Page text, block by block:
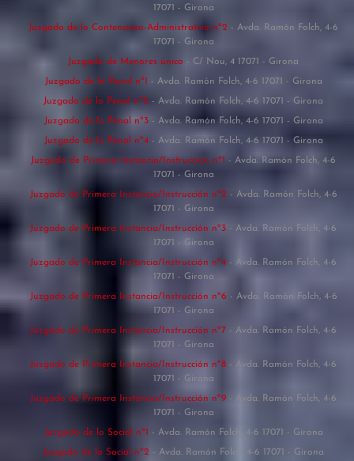
17071 - Girona
Juzgado de lo Contencioso-Administrativo nº2 - Avda. Ramón Folch, 4-6
17071 - Girona
Juzgado de Menores único - C/ Nou, 4 17071 - Girona
Juzgado de lo Penal nº1 - Avda. Ramón Folch, 4-6 17071 - Girona
Juzgado de lo Penal nº2 - Avda. Ramón Folch, 4-6 17071 - Girona
Juzgado de lo Penal nº3 - Avda. Ramón Folch, 4-6 17071 - Girona
Juzgado de lo Penal nº4 - Avda. Ramón Folch, 4-6 17071 - Girona
Juzgado de Primera Instancia/Instrucción nº1 - Avda. Ramón Folch, 4-6
17071 - Girona
Juzgado de Primera Instancia/Instrucción nº2 - Avda. Ramón Folch, 4-6
17071 - Girona
Juzgado de Primera Instancia/Instrucción nº3 - Avda. Ramón Folch, 4-6
17071 - Girona
Juzgado de Primera Instancia/Instrucción nº4 - Avda. Ramón Folch, 4-6
17071 - Girona
Juzgado de Primera Instancia/Instrucción nº6 - Avda. Ramón Folch, 4-6
17071 - Girona
Juzgado de Primera Instancia/Instrucción nº7 - Avda. Ramón Folch, 4-6
17071 - Girona
Juzgado de Primera Instancia/Instrucción nº8 - Avda. Ramón Folch, 4-6
17071 - Girona
Juzgado de Primera Instancia/Instrucción nº9 - Avda. Ramón Folch, 4-6
17071 - Girona
Juzgado de lo Social nº1 - Avda. Ramón Folch, 4-6 17071 - Girona
Juzgado de lo Social nº2 - Avda. Ramón Folch, 4-6 17071 - Girona